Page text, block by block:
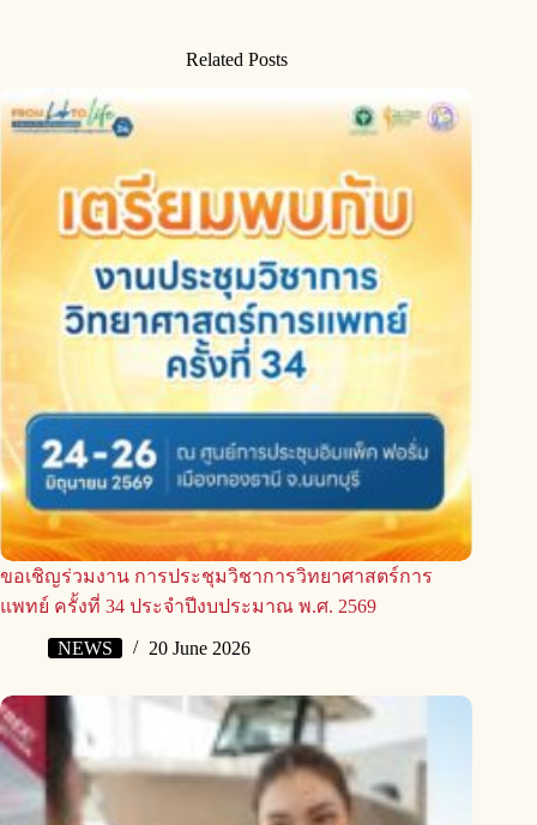
Related Posts
ขอเชิญร่วมงาน การประชุมวิชาการวิทยาศาสตร์การ
แพทย์ ครั้งที่ 34 ประจำปีงบประมาณ พ.ศ. 2569
NEWS 20 June 2026